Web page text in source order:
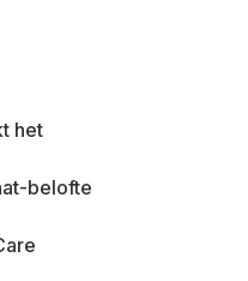
het
belofte